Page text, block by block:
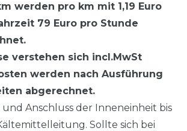
werden pro km mit 1,19 Euro
79 Euro pro Stunde
verstehen sich incl.MwSt
werden nach Ausführung
abgerechnet.
Anschluss der Inneneinheit bis
Sollte sich bei